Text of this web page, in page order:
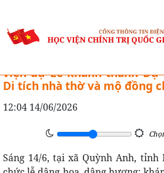
TIN HOẠT ĐỘNG
Đồng chí Ủy viên Bộ
viện dự Lễ khánh thành Dự
Di tích nhà thờ và mộ đồng
12:04 14/06/2026
Sáng 14/6, tại xã Quỳnh Anh,